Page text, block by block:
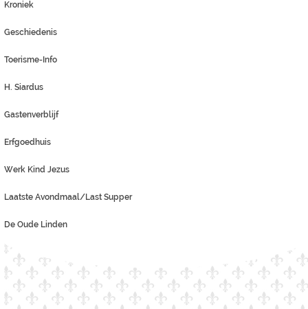
Kroniek
Geschiedenis
Toerisme-Info
H. Siardus
Gastenverblijf
Erfgoedhuis
Werk Kind Jezus
Laatste Avondmaal/Last Supper
De Oude Linden